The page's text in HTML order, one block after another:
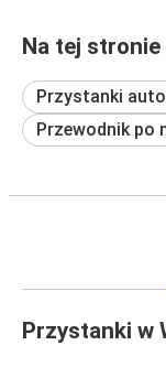
Na tej
Przystanki
Przewodnik po
Przystanki w